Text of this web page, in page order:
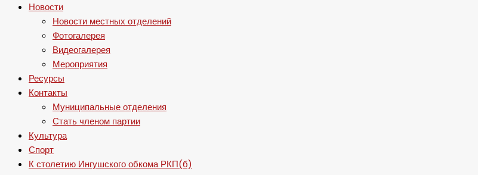
Новости
Новости местных отделений
Фотогалерея
Видеогалерея
Мероприятия
Ресурсы
Контакты
Муниципальные отделения
Стать членом партии
Культура
Спорт
К столетию Ингушского обкома РКП(б)